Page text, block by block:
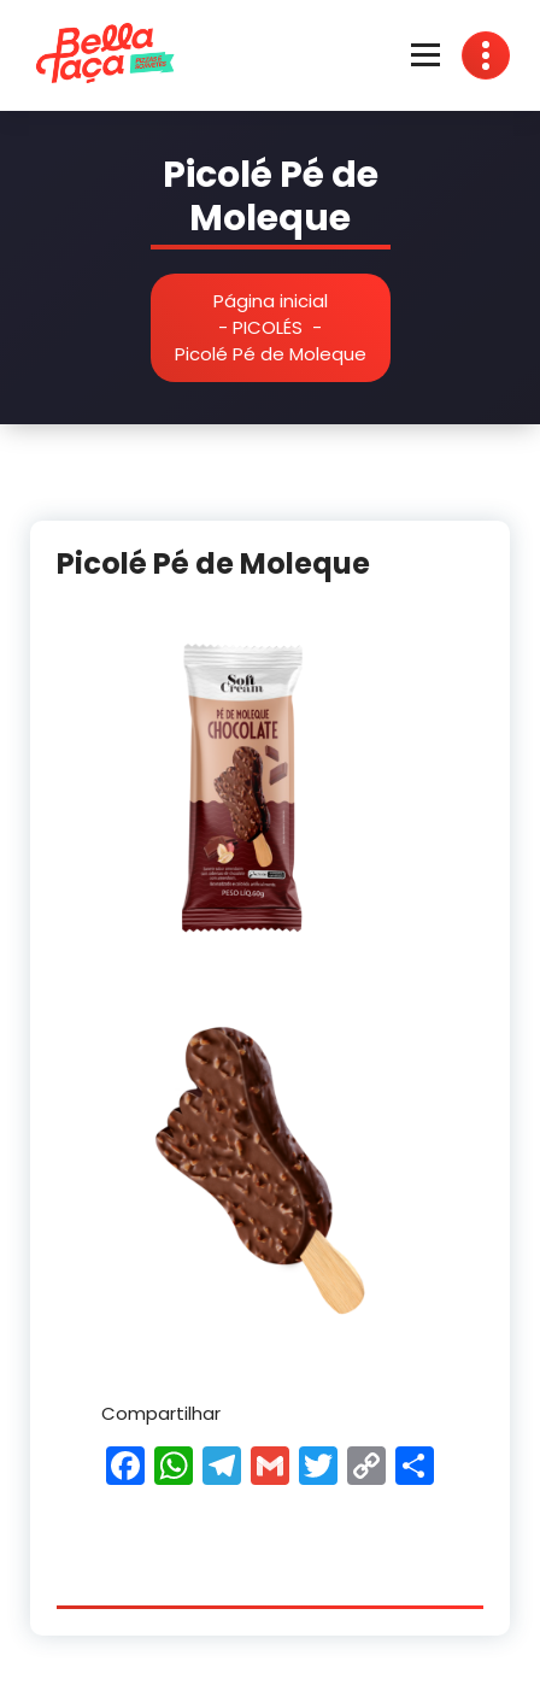
conteúdo
Picolé Pé de
Moleque
Página inicial
- PICOLÉS -
Picolé Pé de Moleque
Picolé Pé de Moleque
Compartilhar
Facebook
WhatsApp
Telegram
Gmail
Twitter
Copy
Link